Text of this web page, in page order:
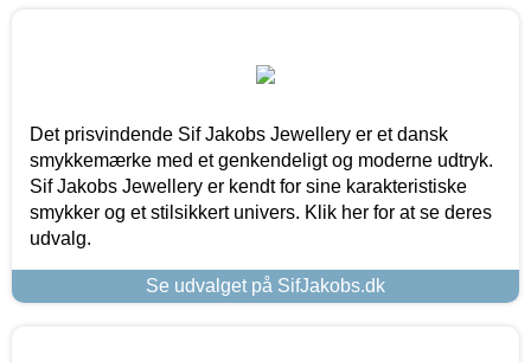
Det prisvindende Sif Jakobs Jewellery er et dansk
smykkemærke med et genkendeligt og moderne udtryk.
Sif Jakobs Jewellery er kendt for sine karakteristiske
smykker og et stilsikkert univers. Klik her for at se deres
udvalg.
Se udvalget på SifJakobs.dk